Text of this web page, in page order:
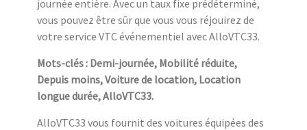
journée entière. Avec un taux fixe prédéterminé,
vous pouvez être sûr que vous vous réjouirez de
votre service VTC événementiel avec AlloVTC33.
Mots-clés : Demi-journée, Mobilité réduite,
Depuis moins, Voiture de location, Location
longue durée, AlloVTC33.
AlloVTC33 vous fournit des voitures équipées des